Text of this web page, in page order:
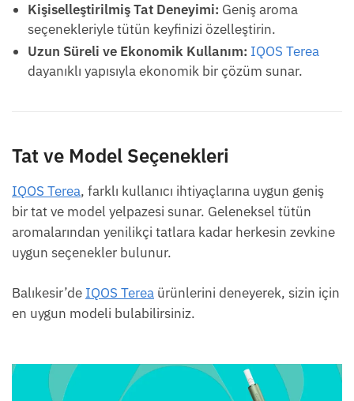
Kişiselleştirilmiş Tat Deneyimi: Geniş aroma
seçenekleriyle tütün keyfinizi özelleştirin.
Uzun Süreli ve Ekonomik Kullanım: IQOS Terea
dayanıklı yapısıyla ekonomik bir çözüm sunar.
Tat ve Model Seçenekleri
IQOS Terea, farklı kullanıcı ihtiyaçlarına uygun geniş
bir tat ve model yelpazesi sunar. Geleneksel tütün
aromalarından yenilikçi tatlara kadar herkesin zevkine
uygun seçenekler bulunur.
Balıkesir’de IQOS Terea ürünlerini deneyerek, sizin için
en uygun modeli bulabilirsiniz.